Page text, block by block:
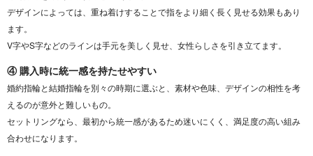
デザインによっては、重ね着けすることで指をより細く長く見せる効果もあり
ます。
V字やS字などのラインは手元を美しく見せ、女性らしさを引き立てます。
④ 購入時に統一感を持たせやすい
婚約指輪と結婚指輪を別々の時期に選ぶと、素材や色味、デザインの相性を考
えるのが意外と難しいもの。
セットリングなら、最初から統一感があるため迷いにくく、満足度の高い組み
合わせになります。